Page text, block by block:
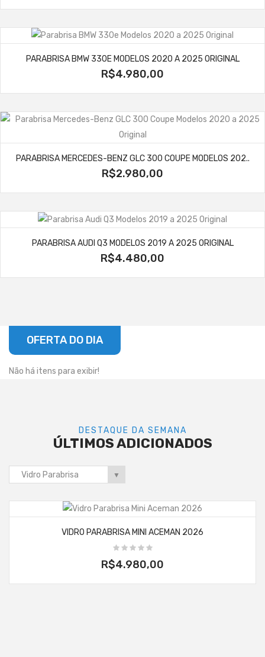
PARABRISA BMW 330E MODELOS 2020 A 2025 ORIGINAL
R$4.980,00
PARABRISA MERCEDES-BENZ GLC 300 COUPE MODELOS 202..
R$2.980,00
PARABRISA AUDI Q3 MODELOS 2019 A 2025 ORIGINAL
R$4.480,00
OFERTA DO DIA
Não há itens para exibir!
DESTAQUE DA SEMANA
ÚLTIMOS ADICIONADOS
Vidro Parabrisa ▼
VIDRO PARABRISA MINI ACEMAN 2026
R$4.980,00